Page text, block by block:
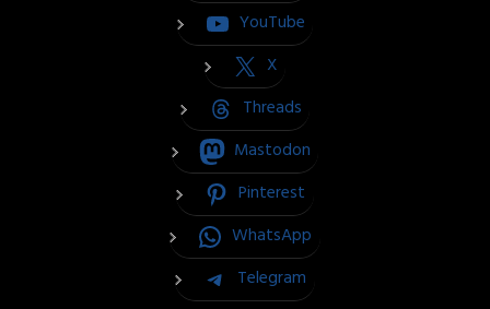
YouTube
X
Threads
Mastodon
Pinterest
WhatsApp
Telegram